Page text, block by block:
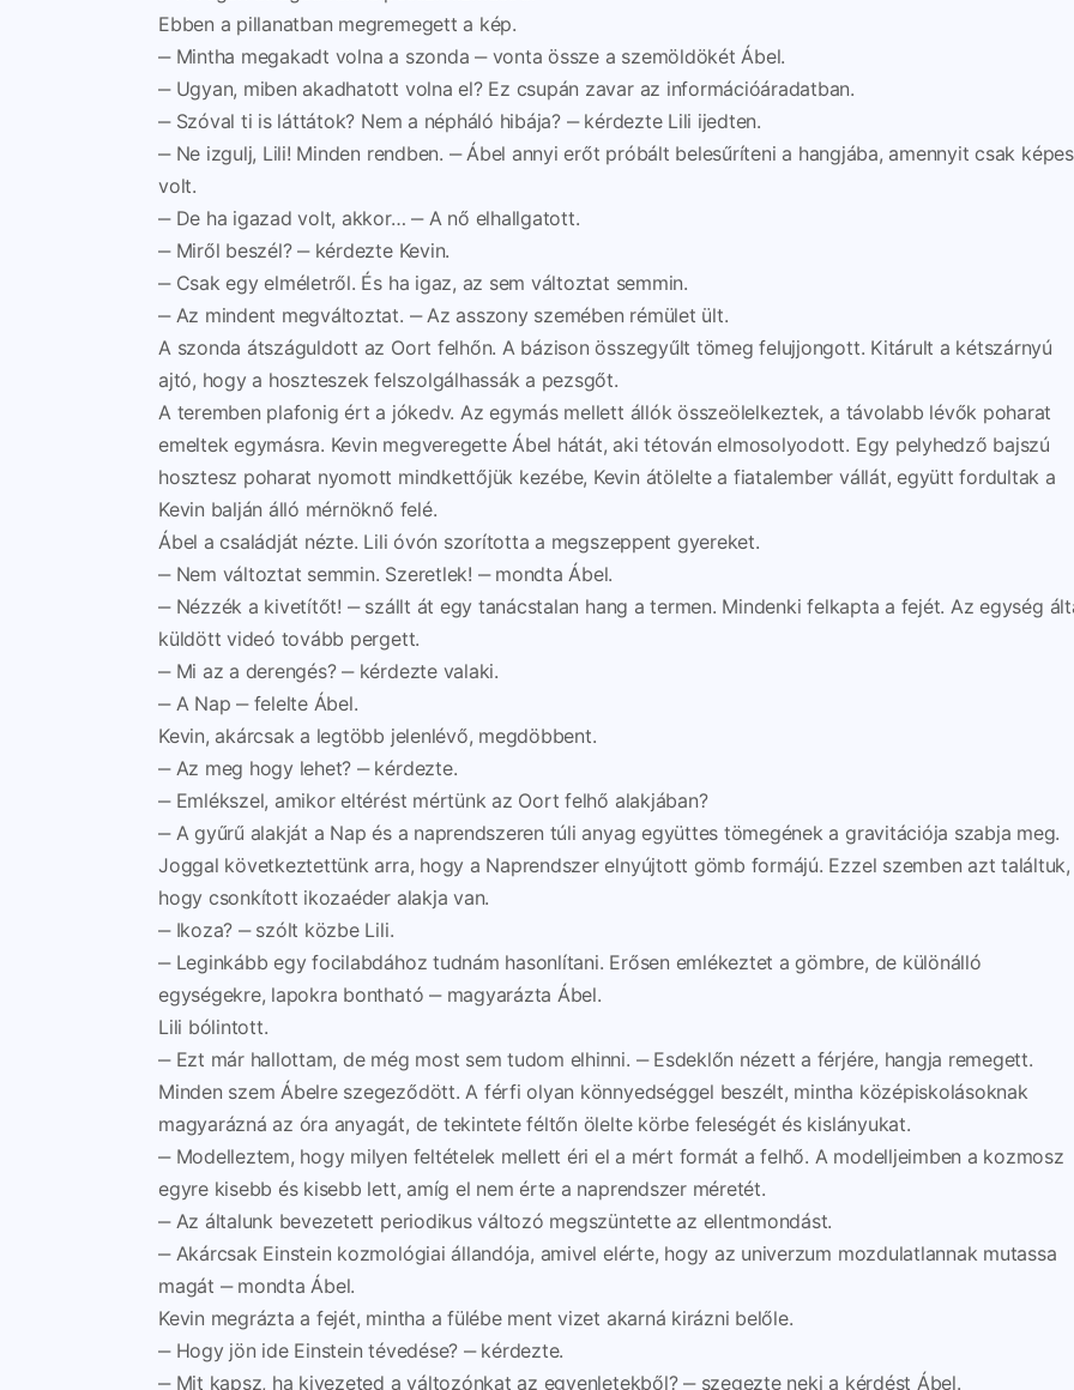
Ebben a pillanatban megremegett a kép.
‒ Mintha megakadt volna a szonda ‒ vonta össze a szemöldökét Ábel.
‒ Ugyan, miben akadhatott volna el? Ez csupán zavar az információáradatban.
‒ Szóval ti is láttátok? Nem a népháló hibája? ‒ kérdezte Lili ijedten.
‒ Ne izgulj, Lili! Minden rendben. ‒ Ábel annyi erőt próbált belesűríteni a hangjába, amennyit csak képes
volt.
‒ De ha igazad volt, akkor… ‒ A nő elhallgatott.
‒ Miről beszél? ‒ kérdezte Kevin.
‒ Csak egy elméletről. És ha igaz, az sem változtat semmin.
‒ Az mindent megváltoztat. ‒ Az asszony szemében rémület ült.
A szonda átszáguldott az Oort felhőn. A bázison összegyűlt tömeg felujjongott. Kitárult a kétszárnyú
ajtó, hogy a hoszteszek felszolgálhassák a pezsgőt.
A teremben plafonig ért a jókedv. Az egymás mellett állók összeölelkeztek, a távolabb lévők poharat
emeltek egymásra. Kevin megveregette Ábel hátát, aki tétován elmosolyodott. Egy pelyhedző bajszú
hosztesz poharat nyomott mindkettőjük kezébe, Kevin átölelte a fiatalember vállát, együtt fordultak a
Kevin balján álló mérnöknő felé.
Ábel a családját nézte. Lili óvón szorította a megszeppent gyereket.
‒ Nem változtat semmin. Szeretlek! ‒ mondta Ábel.
‒ Nézzék a kivetítőt! ‒ szállt át egy tanácstalan hang a termen. Mindenki felkapta a fejét. Az egység
küldött videó tovább pergett.
‒ Mi az a derengés? ‒ kérdezte valaki.
‒ A Nap ‒ felelte Ábel.
Kevin, akárcsak a legtöbb jelenlévő, megdöbbent.
‒ Az meg hogy lehet? ‒ kérdezte.
‒ Emlékszel, amikor eltérést mértünk az Oort felhő alakjában?
‒ A gyűrű alakját a Nap és a naprendszeren túli anyag együttes tömegének a gravitációja szabja meg.
Joggal következtettünk arra, hogy a Naprendszer elnyújtott gömb formájú. Ezzel szemben azt találtuk,
hogy csonkított ikozaéder alakja van.
‒ Ikoza? ‒ szólt közbe Lili.
‒ Leginkább egy focilabdához tudnám hasonlítani. Erősen emlékeztet a gömbre, de különálló
egységekre, lapokra bontható ‒ magyarázta Ábel.
Lili bólintott.
‒ Ezt már hallottam, de még most sem tudom elhinni. ‒ Esdeklőn nézett a férjére, hangja remegett.
Minden szem Ábelre szegeződött. A férfi olyan könnyedséggel beszélt, mintha középiskolásoknak
magyarázná az óra anyagát, de tekintete féltőn ölelte körbe feleségét és kislányukat.
‒ Modelleztem, hogy milyen feltételek mellett éri el a mért formát a felhő. A modelljeimben a kozmosz
egyre kisebb és kisebb lett, amíg el nem érte a naprendszer méretét.
‒ Az általunk bevezetett periodikus változó megszüntette az ellentmondást.
‒ Akárcsak Einstein kozmológiai állandója, amivel elérte, hogy az univerzum mozdulatlannak mutassa
magát ‒ mondta Ábel.
Kevin megrázta a fejét, mintha a fülébe ment vizet akarná kirázni belőle.
‒ Hogy jön ide Einstein tévedése? ‒ kérdezte.
‒ Mit kapsz, ha kivezeted a változónkat az egyenletekből? ‒ szegezte neki a kérdést Ábel.